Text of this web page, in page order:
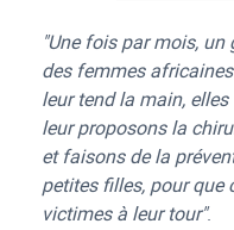
"Une fois par mois,
des femmes
leur tend la main,
leur proposons la
et faisons de la
petites filles, pour que
victimes à leur tour".